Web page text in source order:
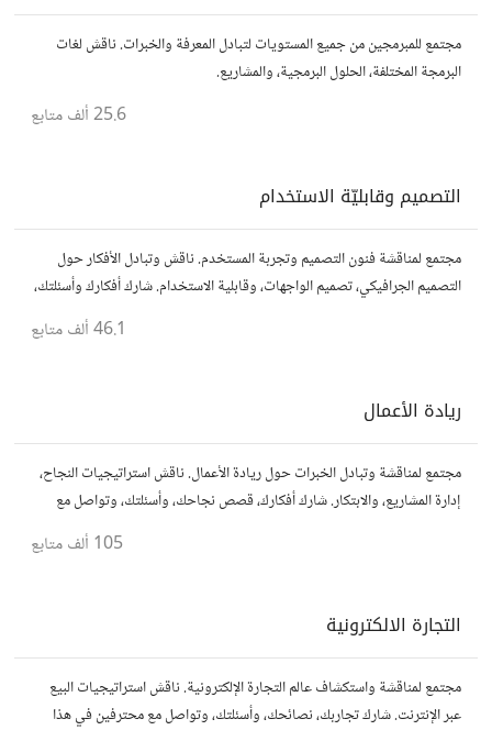
مجتمع للمبرمجين من جميع المستويات لتبادل المعرفة والخبرات. ناقش لغات
البرمجة المختلفة، الحلول البرمجية، والمشاريع.
25.6 ألف متابع
التصميم وقابليّة الاستخدام
مجتمع لمناقشة فنون التصميم وتجربة المستخدم. ناقش وتبادل الأفكار حول
التصميم الجرافيكي، تصميم الواجهات، وقابلية الاستخدام. شارك أفكارك وأسئلتك،
وتواصل مع مصممين ومتخصصين في تحسين تجربة المستخدم.
46.1 ألف متابع
ريادة الأعمال
مجتمع لمناقشة وتبادل الخبرات حول ريادة الأعمال. ناقش استراتيجيات النجاح،
إدارة المشاريع، والابتكار. شارك أفكارك، قصص نجاحك، وأسئلتك، وتواصل مع
105 ألف متابع
التجارة الالكترونية
مجتمع لمناقشة واستكشاف عالم التجارة الإلكترونية. ناقش استراتيجيات البيع
عبر الإنترنت. شارك تجاربك، نصائحك، وأسئلتك، وتواصل مع محترفين في هذا